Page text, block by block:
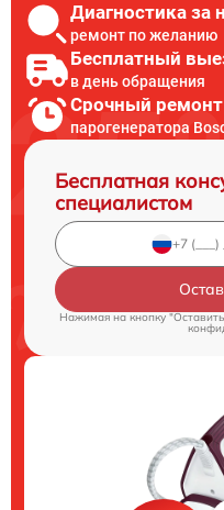
Диагностика за
ремонт по желанию
Бесплатный
в день обращения
Срочный ремонт
парогенератора
Бесплатная
специалистом
Нажимая на кнопку